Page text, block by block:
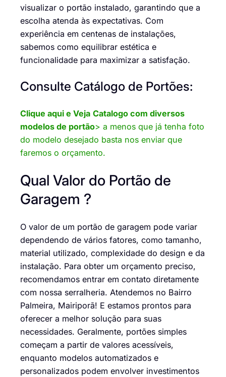
visualizar o portão instalado, garantindo que a
escolha atenda às expectativas. Com
experiência em centenas de instalações,
sabemos como equilibrar estética e
funcionalidade para maximizar a satisfação.
Consulte Catálogo de Portões:
Clique aqui e Veja Catalogo com diversos
modelos de portão> a menos que já tenha foto
do modelo desejado basta nos enviar que
faremos o orçamento.
Qual Valor do Portão de
Garagem ?
O valor de um portão de garagem pode variar
dependendo de vários fatores, como tamanho,
material utilizado, complexidade do design e da
instalação. Para obter um orçamento preciso,
recomendamos entrar em contato diretamente
com nossa serralheria. Atendemos no Bairro
Palmeira, Mairiporã! E estamos prontos para
oferecer a melhor solução para suas
necessidades. Geralmente, portões simples
começam a partir de valores acessíveis,
enquanto modelos automatizados e
personalizados podem envolver investimentos